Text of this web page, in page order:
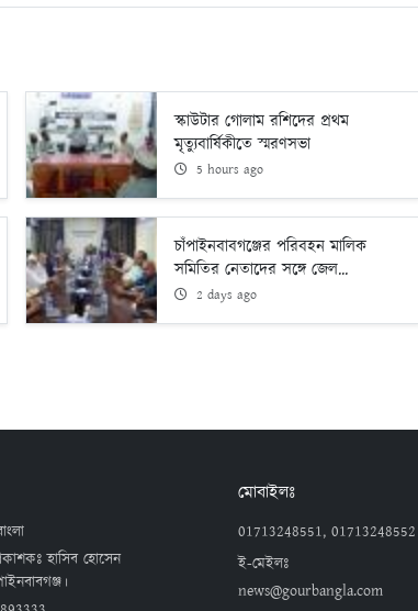
স্কাউটার গোলাম রশিদের প্রথম
মৃত্যুবার্ষিকীতে স্মরণসভা
5 hours ago
চাঁপাইনবাবগঞ্জের পরিবহন মালিক
সমিতির নেতাদের সঙ্গে জেল...
2 days ago
হাসিব হোসেন
মোবাইলঃ
01713248551, 01713248552
ই-মেইলঃ
news@gourbangla.com